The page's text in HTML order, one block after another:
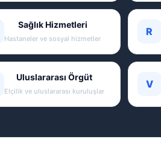
Sağlık Hizmetleri
Hastaneler ve sosyal hizmetler
R
Uluslararası Örgüt
Elçilik ve uluslararası kuruluşlar
V